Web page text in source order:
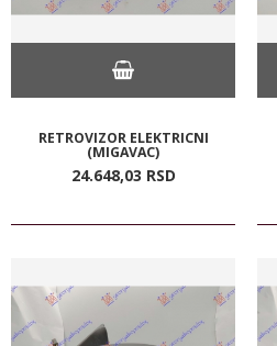
RETROVIZOR ELEKTRICNI
(MIGAVAC)
24.648,03 RSD